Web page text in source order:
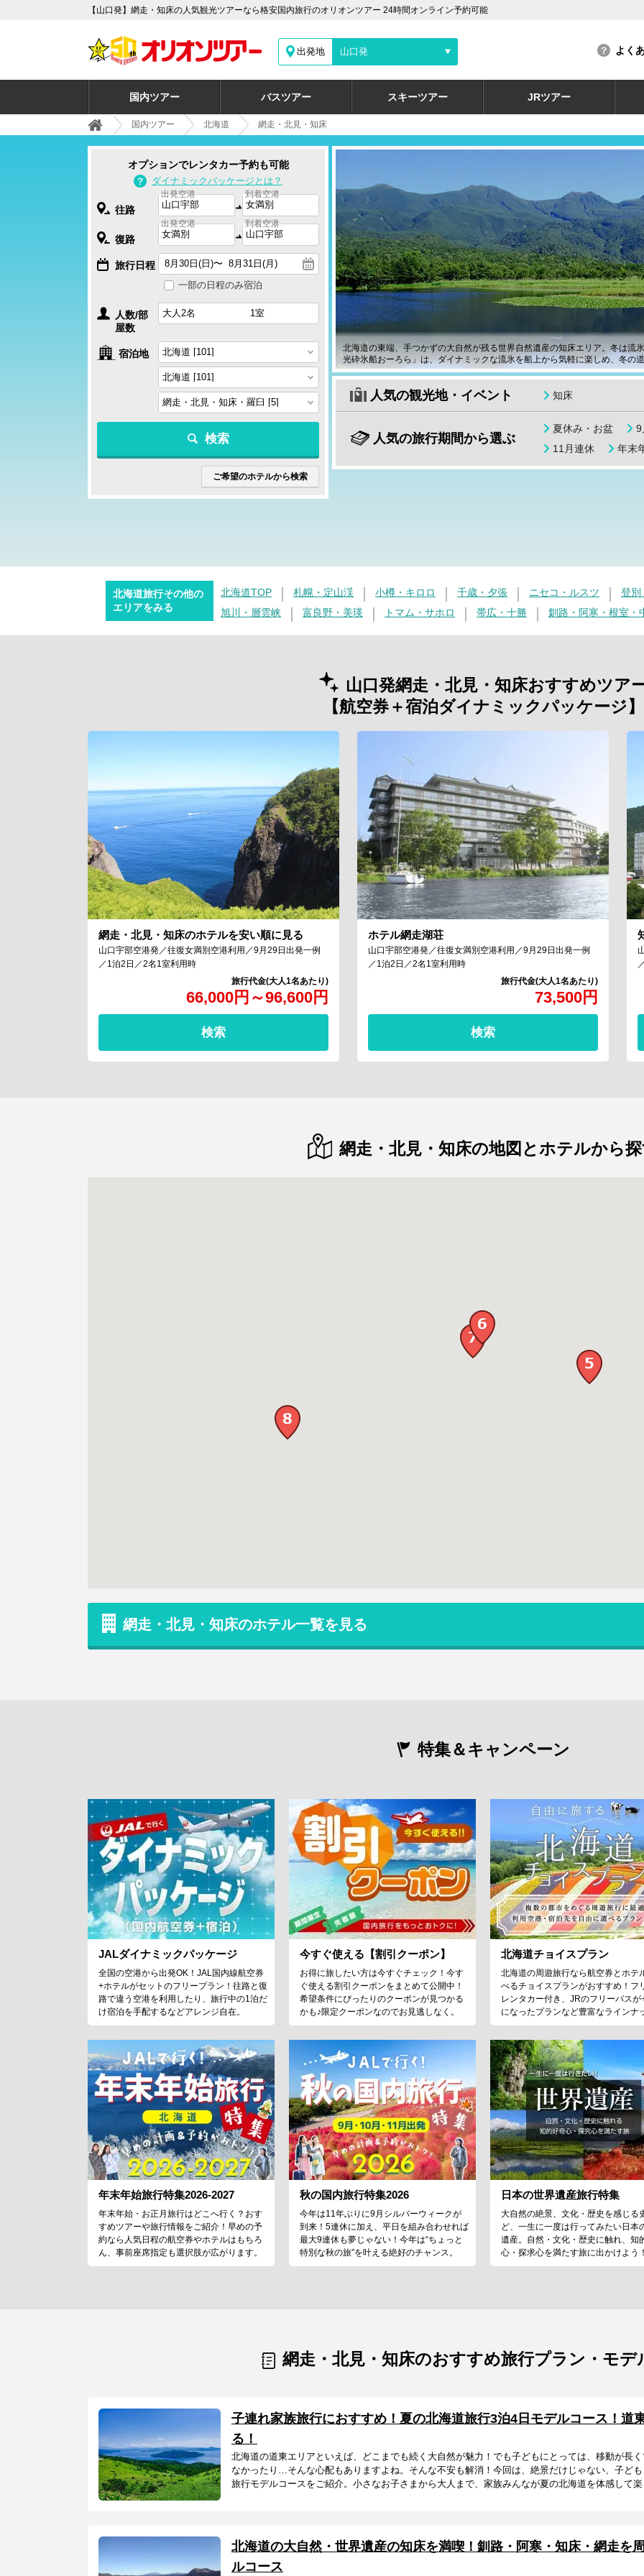
【山口発】網走・知床の人気観光ツアーなら格安国内旅行のオリオンツアー 24時間オンライン予約可能
出発地 山口発 よく
国内ツアー バスツアー スキーツアー JRツアー
国内ツアー 北海道 網走・北見・知床
北海道の東端、手つかずの大自然が残る世界自然遺産の知床エリア。冬は流
光砕氷船おーろら」は、ダイナミックな流氷を船上から気軽に楽しめ、冬の
人気の観光地・イベント 知床
人気の旅行期間から選ぶ
夏休み・お盆
9
11月連休
年末
オプションでレンタカー予約も可能
ダイナミックパッケージとは？
往路
出発空港 到着空港
復路
出発空港 到着空港
旅行日程
一部の日程のみ宿泊
人数/部
屋数
宿泊地
検索
ご希望のホテルから検索
北海道旅行その他の
エリアをみる
北海道TOP 札幌・定山渓 小樽・キロロ 千歳・夕張 ニセコ・ルスツ
登別
旭川・層雲峡
富良野・美瑛 トマム・サホロ 帯広・十勝 釧路・阿寒・根室・
山口発網走・北見・知床おすすめツア
【航空券＋宿泊ダイナミックパッケージ】
網走・北見・知床のホテルを安い順に見る
66,000円 ～96,600円
山口宇部空港発／往復女満別空港利用／9月29日出発一例
／1泊2日／2名1室利用時
検索
ホテル網走湖荘
73,500円
山口宇部空港発／往復女満別空港利用／9月29日出発一例
／1泊2日／2名1室利用時
検索
網走・北見・知床の地図とホテルから
網走・北見・知床のホテル一覧を見る
特集＆キャンペーン
JALダイナミックパッケージ
全国の空港から出発OK！JAL国内線航空券
+ホテルがセットのフリープラン！往路と復
路で違う空港を利用したり、旅行中の1泊だ
け宿泊を手配するなどアレンジ自在。
今すぐ使える【割引クーポン】
お得に旅したい方は今すぐチェック！今す
ぐ使える割引クーポンをまとめて公開中！
希望条件にぴったりのクーポンが見つかる
かも♪限定クーポンなのでお見逃しなく。
北海道チョイスプラン
北海道の周遊旅行なら航空券とホテ
べるチョイスプランがおすすめ！フ
レンタカー付き、JRのフリーパスが
になったプランなど豊富なラインナ
年末年始旅行特集2026-2027
年末年始・お正月旅行はどこへ行く？おす
すめツアーや旅行情報をご紹介！早めの予
約なら人気日程の航空券やホテルはもちろ
ん、事前座席指定も選択肢が広がります。
秋の国内旅行特集2026
今年は11年ぶりに9月シルバーウィークが
到来！5連休に加え、平日を組み合わせれば
最大9連休も夢じゃない！今年は“ちょっと
特別な秋の旅”を叶える絶好のチャンス。
日本の世界遺産旅行特集
大自然の絶景、文化・歴史を感じる
ど、一生に一度は行ってみたい日本
遺産。自然・文化・歴史に触れ、知
心・探求心を満たす旅に出かけよう
網走・北見・知床のおすすめ旅行プラン・モデ
子連れ家族旅行におすすめ！夏の北海道旅行3泊4日モデルコース！道
る！
北海道の道東エリアといえば、どこまでも続く大自然が魅力！でも子どもにとっては、移動が長
なかったり…そんな心配もありますよね。そんな不安も解消！今回は、絶景だけじゃない、子ど
旅行モデルコースをご紹介。小さなお子さまから大人まで、家族みんなが夏の北海道を体感して
北海道の大自然・世界遺産の知床を満喫！釧路・阿寒・知床・網走を
ルコース